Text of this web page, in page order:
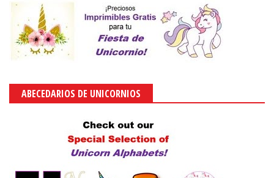
ABECEDARIOS DE UNICORNIOS